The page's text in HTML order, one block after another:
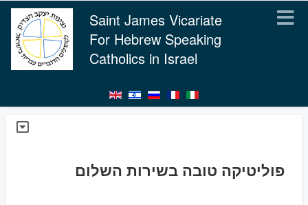
Saint James Vicariate
For Hebrew Speaking
Catholics in Israel
פוליטיקה טובה בשירות השלום